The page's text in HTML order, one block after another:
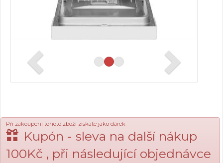
Při zakoupení tohoto zboží získáte jako dárek
Kupón - sleva na další nákup
100Kč , při následující objednávce